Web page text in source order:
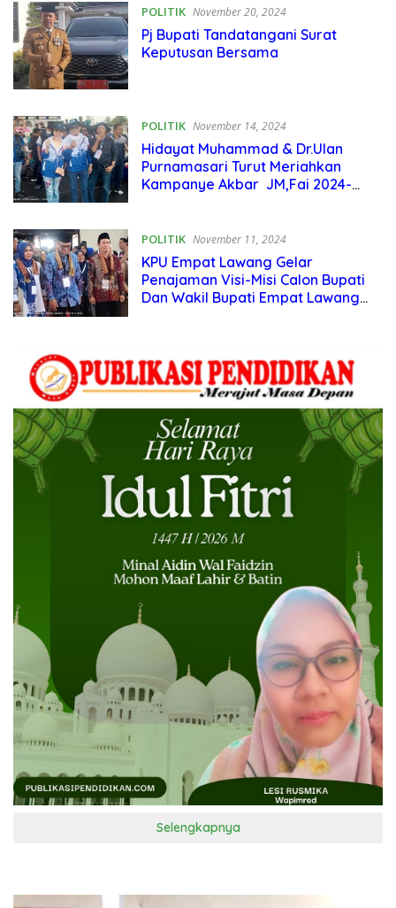
POLITIK November 20, 2024
Pj Bupati Tandatangani Surat
Keputusan Bersama
POLITIK November 14, 2024
Hidayat Muhammad & Dr.Ulan
Purnamasari Turut Meriahkan
Kampanye Akbar JM,Fai 2024-
POLITIK November 11, 2024
KPU Empat Lawang Gelar
Penajaman Visi-Misi Calon Bupati
Dan Wakil Bupati Empat Lawang
Selengkapnya